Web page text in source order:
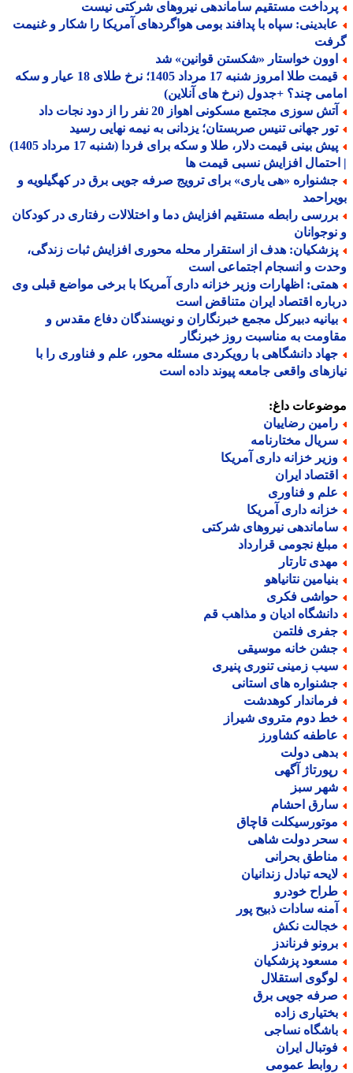
مستقیم ساماندهی نیروهای شرکتی نیست
سپاه با پدافند بومی هواگردهای آمریکا را شکار و غنیمت
خواستار «شکستن قوانین» شد
قیمت طلا امروز شنبه 17 مرداد 1405؛ نرخ طلای 18 عیار و سکه
چند؟ +جدول (نرخ های آنلاین)
سوزی مجتمع مسکونی اهواز 20 نفر را از دود نجات داد
جهانی تنیس صربستان؛ یزدانی به نیمه نهایی رسید
پیش بینی قیمت دلار، طلا و سکه برای فردا (شنبه 17 مرداد 1405)
افزایش نسبی قیمت ها
«هی یاری» برای ترویج صرفه جویی برق در کهگیلویه و
رابطه مستقیم افزایش دما و اختلالات رفتاری در کودکان
هدف از استقرار محله محوری افزایش ثبات زندگی،
و انسجام اجتماعی است
اظهارات وزیر خزانه داری آمریکا با برخی مواضع قبلی وی
اقتصاد ایران متناقض است
دبیرکل مجمع خبرنگاران و نویسندگان دفاع مقدس و
به مناسبت روز خبرنگار
دانشگاهی با رویکردی مسئله محور، علم و فناوری را با
واقعی جامعه پیوند داده است
داغ:
رضاییان
مختارنامه
خزانه داری آمریکا
ایران
و فناوری
داری آمریکا
نیروهای شرکتی
نجومی قرارداد
تارتار
نتانیاهو
فکری
ادیان و مذاهب قم
فلتمن
خانه موسیقی
زمینی تنوری پنیری
های استانی
کوهدشت
دوم متروی شیراز
کشاورز
دولت
آگهی
سبز
احشام
قاچاق
دولت شاهی
بحرانی
تبادل زندانیان
خودرو
سادات ذبیح پور
نکش
فرناندز
پزشکیان
استقلال
جویی برق
زاده
نساجی
ایران
عمومی